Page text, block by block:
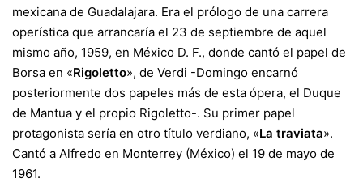
mexicana de Guadalajara. Era el prólogo de una carrera
operística que arrancaría el 23 de septiembre de aquel
mismo año, 1959, en México D. F., donde cantó el papel de
Borsa en «Rigoletto», de Verdi -Domingo encarnó
posteriormente dos papeles más de esta ópera, el Duque
de Mantua y el propio Rigoletto-. Su primer papel
protagonista sería en otro título verdiano, «La traviata».
Cantó a Alfredo en Monterrey (México) el 19 de mayo de
1961.